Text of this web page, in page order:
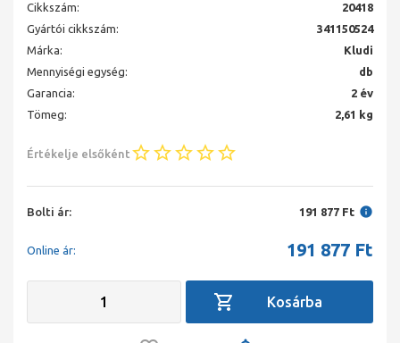
Cikkszám:
20418
Gyártói cikkszám:
341150524
Márka:
Kludi
Mennyiségi egység:
db
Garancia:
2 év
Tömeg:
2,61 kg
Értékelje elsőként
Bolti ár: 191 877 Ft
Online ár: 191 877 Ft